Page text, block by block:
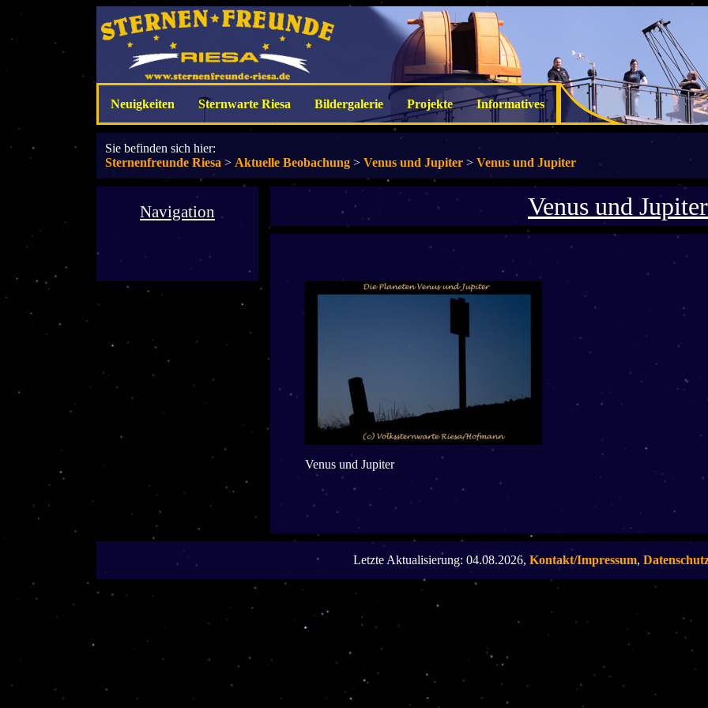
Neuigkeiten Sternwarte Riesa Bildergalerie Projekte Informatives
Sie befinden sich hier:
Sternenfreunde Riesa > Aktuelle Beobachung > Venus und Jupiter > Venus und Jupiter
Navigation Venus und Jupiter
Venus und Jupiter
Letzte Aktualisierung: 04.08.2026, Kontakt/Impressum,